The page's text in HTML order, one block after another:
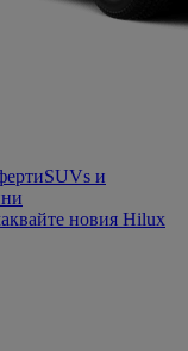
SUVs и
новия Hilux